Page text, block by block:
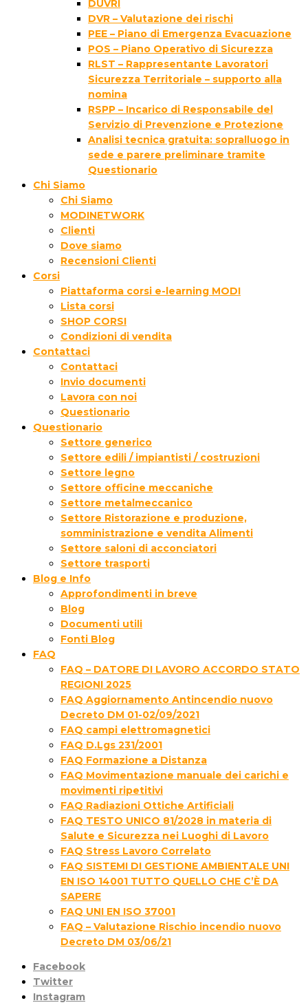
DUVRI
DVR – Valutazione dei rischi
PEE – Piano di Emergenza Evacuazione
POS – Piano Operativo di Sicurezza
RLST – Rappresentante Lavoratori
Sicurezza Territoriale – supporto alla
nomina
RSPP – Incarico di Responsabile del
Servizio di Prevenzione e Protezione
Analisi tecnica gratuita: sopralluogo in
sede e parere preliminare tramite
Questionario
Chi Siamo
Chi Siamo
MODINETWORK
Clienti
Dove siamo
Recensioni Clienti
Corsi
Piattaforma corsi e-learning MODI
Lista corsi
SHOP CORSI
Condizioni di vendita
Contattaci
Contattaci
Invio documenti
Lavora con noi
Questionario
Questionario
Settore generico
Settore edili / impiantisti / costruzioni
Settore legno
Settore officine meccaniche
Settore metalmeccanico
Settore Ristorazione e produzione,
somministrazione e vendita Alimenti
Settore saloni di acconciatori
Settore trasporti
Blog e Info
Approfondimenti in breve
Blog
Documenti utili
Fonti Blog
FAQ
FAQ – DATORE DI LAVORO ACCORDO STATO
REGIONI 2025
FAQ Aggiornamento Antincendio nuovo
Decreto DM 01-02/09/2021
FAQ campi elettromagnetici
FAQ D.Lgs 231/2001
FAQ Formazione a Distanza
FAQ Movimentazione manuale dei carichi e
movimenti ripetitivi
FAQ Radiazioni Ottiche Artificiali
FAQ TESTO UNICO 81/2028 in materia di
Salute e Sicurezza nei Luoghi di Lavoro
FAQ Stress Lavoro Correlato
FAQ SISTEMI DI GESTIONE AMBIENTALE UNI
EN ISO 14001 TUTTO QUELLO CHE C’È DA
SAPERE
FAQ UNI EN ISO 37001
FAQ – Valutazione Rischio incendio nuovo
Decreto DM 03/06/21
Facebook
Twitter
Instagram